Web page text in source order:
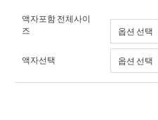
액자포함 전체사이
즈
액자선택